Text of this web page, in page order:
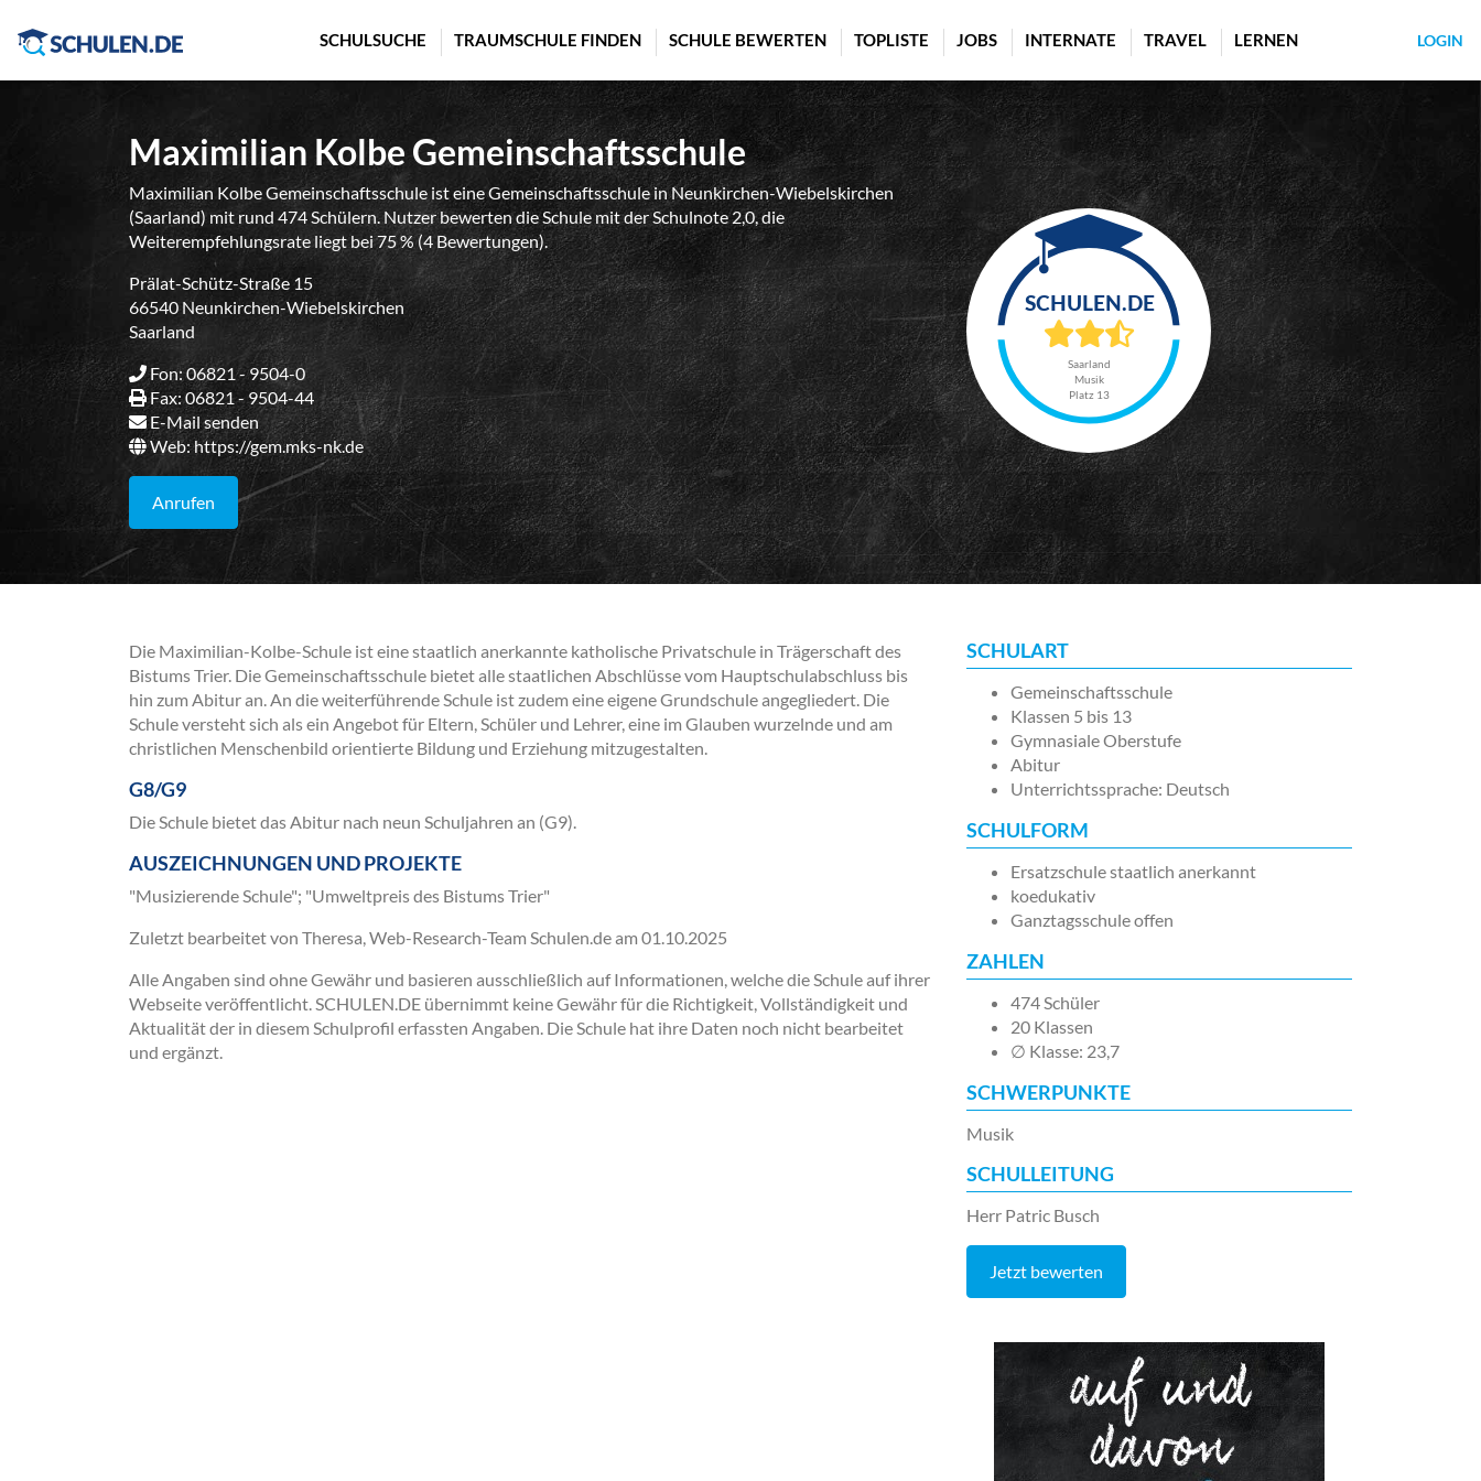
SCHULSUCHE TRAUMSCHULE FINDEN SCHULE BEWERTEN TOPLISTE JOBS INTERNATE TRAVEL LERNEN LOGIN
Maximilian Kolbe Gemeinschaftsschule
Maximilian Kolbe Gemeinschaftsschule ist eine Gemeinschaftsschule in Neunkirchen-Wiebelskirchen
(Saarland) mit rund 474 Schülern. Nutzer bewerten die Schule mit der Schulnote 2,0, die
Weiterempfehlungsrate liegt bei 75 % (4 Bewertungen).
Prälat-Schütz-Straße 15
66540 Neunkirchen-Wiebelskirchen
Saarland
Fon: 06821 - 9504-0
Fax: 06821 - 9504-44
E-Mail senden
Web:https://gem.mks-nk.de
Anrufen
Saarland
Musik
Platz 13
Die Maximilian-Kolbe-Schule ist eine staatlich anerkannte katholische Privatschule in Trägerschaft des
Bistums Trier. Die Gemeinschaftsschule bietet alle staatlichen Abschlüsse vom Hauptschulabschluss bis
hin zum Abitur an. An die weiterführende Schule ist zudem eine eigene Grundschule angegliedert. Die
Schule versteht sich als ein Angebot für Eltern, Schüler und Lehrer, eine im Glauben wurzelnde und am
christlichen Menschenbild orientierte Bildung und Erziehung mitzugestalten.
G8/G9
Die Schule bietet das Abitur nach neun Schuljahren an (G9).
AUSZEICHNUNGEN UND PROJEKTE
"Musizierende Schule"; "Umweltpreis des Bistums Trier"
Zuletzt bearbeitet von Theresa, Web-Research-Team Schulen.de am 01.10.2025
Alle Angaben sind ohne Gewähr und basieren ausschließlich auf Informationen, welche die Schule auf ihrer
Webseite veröffentlicht. SCHULEN.DE übernimmt keine Gewähr für die Richtigkeit, Vollständigkeit und
Aktualität der in diesem Schulprofil erfassten Angaben. Die Schule hat ihre Daten noch nicht bearbeitet
und ergänzt.
SCHULART
Gemeinschaftsschule
Klassen 5 bis 13
Gymnasiale Oberstufe
Abitur
Unterrichtssprache: Deutsch
SCHULFORM
Ersatzschule staatlich anerkannt
koedukativ
Ganztagsschule offen
ZAHLEN
474 Schüler
20 Klassen
∅ Klasse: 23,7
SCHWERPUNKTE
Musik
SCHULLEITUNG
Herr Patric Busch
Jetzt bewerten